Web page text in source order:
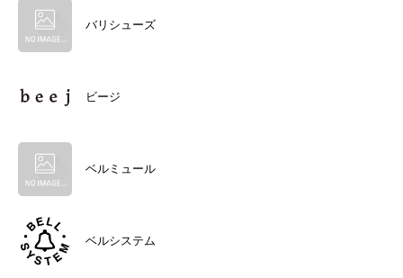
バリシューズ
ビージ
ベルミュール
ベルシステム